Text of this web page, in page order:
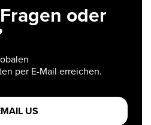
oder
per E-Mail erreichen.
US